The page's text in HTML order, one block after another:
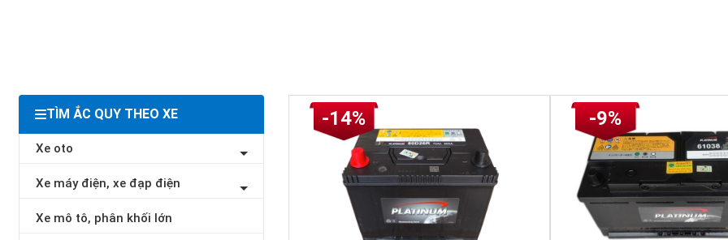
TÌM ẮC QUY THEO XE
Xe oto
Xe máy điện, xe đạp điện
Xe mô tô, phân khối lớn
-14% -9%